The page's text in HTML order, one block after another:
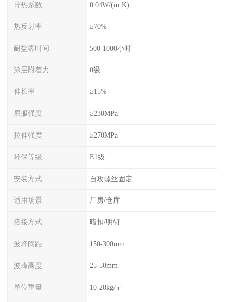
导热系数 0.04W/(m·K)
热反射率 ≥70%
耐盐雾时间 500-1000小时
涂层附着力 0级
伸长率 ≥15%
屈服强度 ≥230MPa
拉伸强度 ≥270MPa
环保等级 E1级
安装方式 自攻螺丝固定
适用场景 厂房/仓库
搭接方式 暗扣/明钉
波峰间距 150-300mm
波峰高度 25-50mm
单位重量 10-20kg/㎡